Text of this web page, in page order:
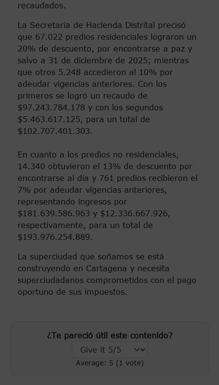
recaudados.
La Secretaría de Hacienda Distrital precisó
que 67.022 predios residenciales lograron un
20% de descuento, por encontrarse a paz y
salvo a 31 de diciembre de 2025; mientras
que otros 5.248 accedieron al 10% por
adeudar vigencias anteriores. Con los
primeros se logró un recaudo de
$97.243.784.178 y con los segundos
$5.463.617.125, para un total de
$102.707.401.303.
En cuanto a los predios no residenciales,
14.340 obtuvieron el 13% de descuento por
encontrarse al día y 761 predios recibieron el
7% por adeudar vigencias anteriores,
representando ingresos por
$181.639.586.963 y $12.336.667.926,
respectivamente, para un total de
$193.976.254.889.
La superciudad que soñamos se está
construyendo en Cartagena y necesita
superciudadanos comprometidos con el pago
oportuno de sus impuestos.
¿Te pareció útil este contenido?
Average: 5 (1 vote)